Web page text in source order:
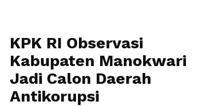
KPK RI Observasi
Kabupaten Manokwari
Jadi Calon Daerah
Antikorupsi